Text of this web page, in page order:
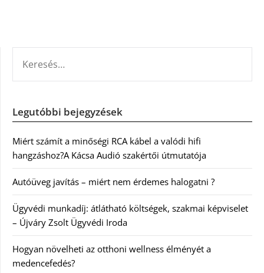
Legutóbbi bejegyzések
Miért számít a minőségi RCA kábel a valódi hifi
hangzáshoz?A Kácsa Audió szakértői útmutatója
Autóüveg javítás – miért nem érdemes halogatni ?
Ügyvédi munkadíj: átlátható költségek, szakmai képviselet
– Újváry Zsolt Ügyvédi Iroda
Hogyan növelheti az otthoni wellness élményét a
medencefedés?